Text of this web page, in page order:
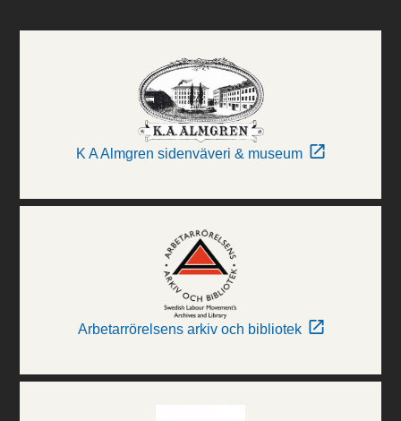
K A Almgren sidenväveri & museum
Arbetarrörelsens arkiv och bibliotek